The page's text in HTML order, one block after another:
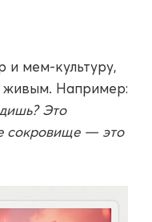
и мем-культуру,
живым. Например:
Это
сокровище — это